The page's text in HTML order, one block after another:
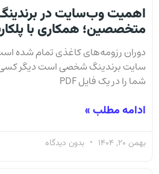
اهمیت وب‌سایت در
متخصصین؛ همکاری با
دوران رزومه‌های کاغذی تمام شده
سایت برندینگ شخصی است دیگر کسی
شما را در یک فایل PDF
ادامه مطلب »
بهمن 20, 1404 بدون دیدگاه